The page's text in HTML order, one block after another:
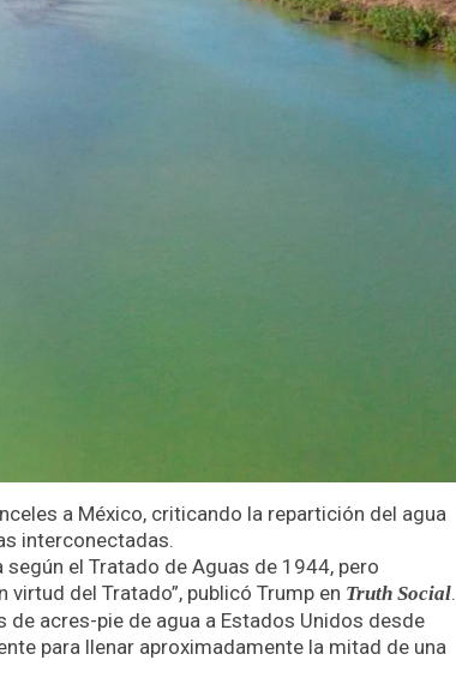
a México, criticando la repartición del agua
interconectadas.
el Tratado de Aguas de 1944, pero
del Tratado”, publicó Trump en Truth Social.
acres-pie de agua a Estados Unidos desde
para llenar aproximadamente la mitad de una